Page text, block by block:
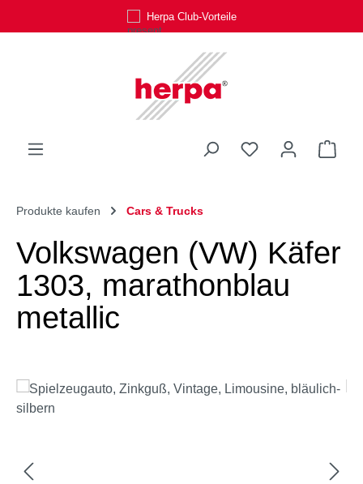
Zum Hauptinhalt springenHerpa Club-Vorteile
Du hast 0
Produkte kaufen Cars & Trucks
Volkswagen (VW) Käfer
1303, marathonblau
metallic
Bildergalerie überspringen